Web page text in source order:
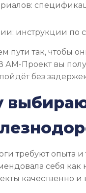
инструкции по
пути так, чтобы
АМ-Проект вы
пойдёт без
требуют опыта
себя
качественно